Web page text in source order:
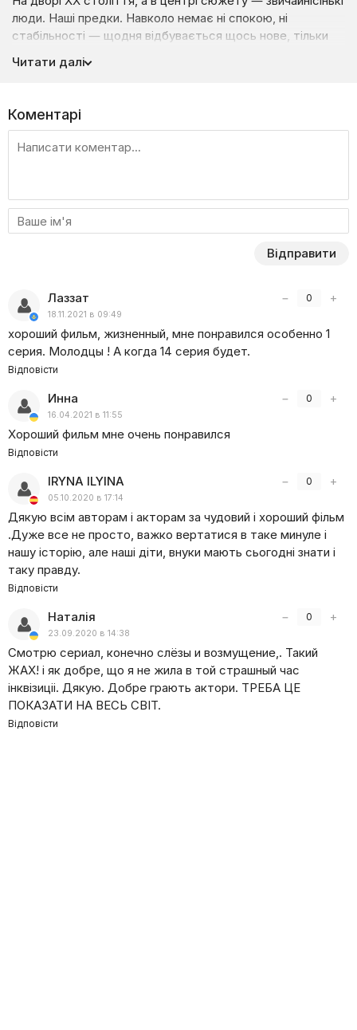
люди. Наші предки. Навколо немає ні спокою, ні
стабільності — щодня відбувається щось нове, тільки
революція, нова влада — кожен сприймає зміни по-
що звик, любити й вихоплювати в життя маленькі уривки
щастя. Хіба це так багато? Хіба нереально?
У кожному епізоді ви побачите історію одного з героїв,
на драматизм доль. Як вони витримали той непростий
період, які цінності в них були на першому місці та чому
наше покоління дуже з ними схоже? Дізнаєтеся
в українській стрічці від телеканал «СТБ» — «І будуть
Читати далі
Коментарі
Відправити
− 0 +
Лаззат
18.11.2021 в 09:49
хороший фильм, жизненный, мне понравился особенно 1
серия. Молодцы ! А когда 14 серия будет.
Відповісти
− 0 +
Инна
16.04.2021 в 11:55
Хороший фильм мне очень понравился
Відповісти
− 0 +
IRYNA ILYINA
05.10.2020 в 17:14
Дякую всім авторам і акторам за чудовий і хороший фільм
.Дуже все не просто, важко вертатися в таке минуле і
нашу історію, але наші діти, внуки мають сьогодні знати і
таку правду.
Відповісти
− 0 +
Наталiя
23.09.2020 в 14:38
Смотрю сериал, конечно слёзы и возмущение,. Такий
ЖАХ! i як добре, що я не жила в той страшный час
iнквiзицii. Дякую. Добре грають актори. ТРЕБА ЦЕ
ПОКАЗАТИ НА ВЕСЬ СВIТ.
Відповісти